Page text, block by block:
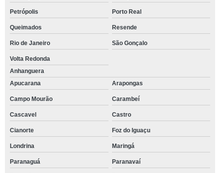
Petrópolis Porto Real
Queimados Resende
Rio de Janeiro São Gonçalo
Volta Redonda
Anhanguera
Apucarana
Arapongas
Campo Mourão Carambeí
Cascavel Castro
Cianorte Foz do Iguaçu
Londrina Maringá
Paranaguá Paranavaí